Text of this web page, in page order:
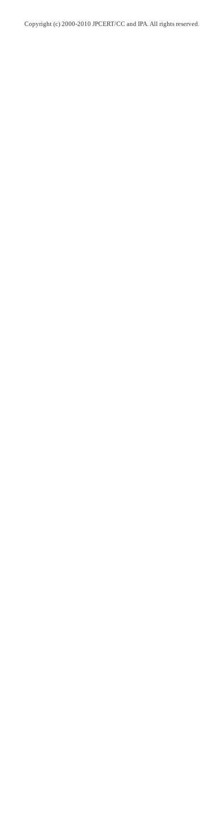
Copyright (c) 2000-2010 JPCERT/CC and IPA. All rights reserved.